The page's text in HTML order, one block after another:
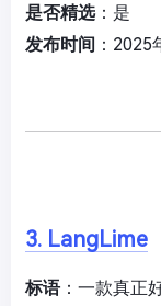
是否精选：是
发布时间 ：
3. LangLime
标语：一款真正